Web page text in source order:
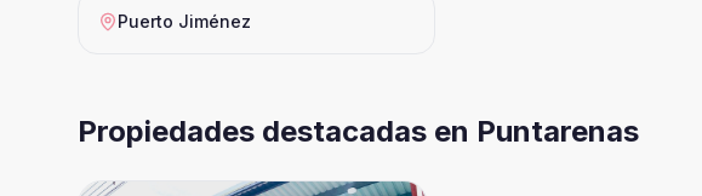
Puerto Jiménez
Propiedades destacadas en Puntarenas